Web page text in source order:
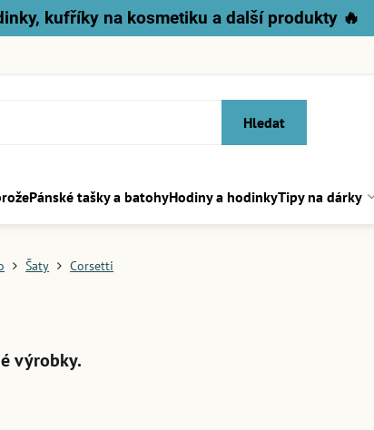
kufříky na kosmetiku a další produkty 🔥
Hledat
Pánské tašky a batohyHodiny a hodinkyTipy na dárky
Šaty Corsetti